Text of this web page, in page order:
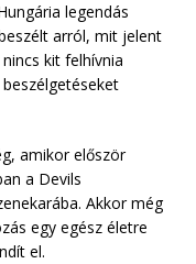
legendás
arról, mit jelent
kit felhívnia
amikor először
a Devils
Akkor még
egy egész életre
el.